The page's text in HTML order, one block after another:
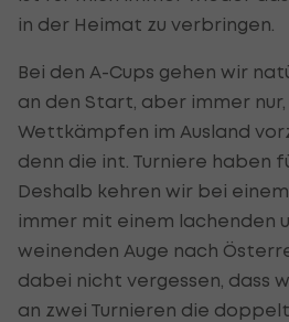
in der Heimat zu verbringen.
Bei den A-Cups gehen wir
an den Start, aber immer
Wettkämpfen im Ausland
denn die int. Turniere haben
Deshalb kehren wir bei
immer mit einem lachenden
weinenden Auge nach
dabei nicht vergessen, dass
an zwei Turnieren die